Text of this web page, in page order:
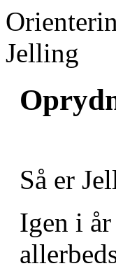
Jelling
Så er
Igen i